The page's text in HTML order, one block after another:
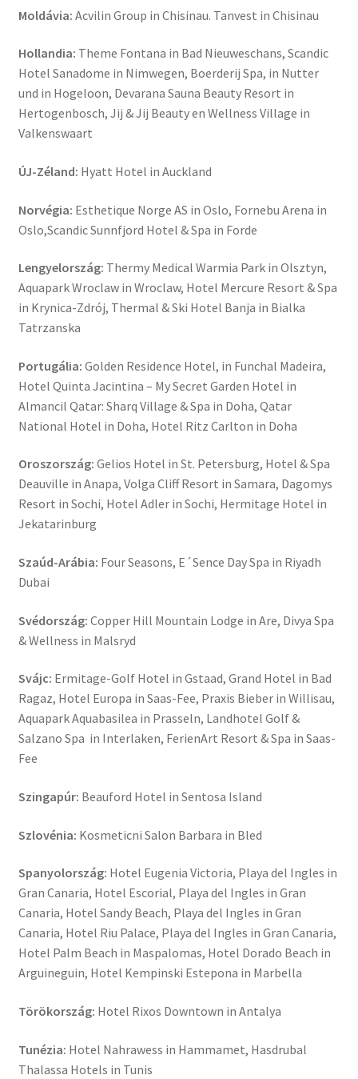
Moldávia: Acvilin Group in Chisinau. Tanvest in Chisinau
Hollandia: Theme Fontana in Bad Nieuweschans, Scandic
Hotel Sanadome in Nimwegen, Boerderij Spa, in Nutter
und in Hogeloon, Devarana Sauna Beauty Resort in
Hertogenbosch, Jij & Jij Beauty en Wellness Village in
Valkenswaart
ÚJ-Zéland: Hyatt Hotel in Auckland
Norvégia: Esthetique Norge AS in Oslo, Fornebu Arena in
Oslo,Scandic Sunnfjord Hotel & Spa in Forde
Lengyelország: Thermy Medical Warmia Park in Olsztyn,
Aquapark Wroclaw in Wroclaw, Hotel Mercure Resort & Spa
in Krynica-Zdrój, Thermal & Ski Hotel Banja in Bialka
Tatrzanska
Portugália: Golden Residence Hotel, in Funchal Madeira,
Hotel Quinta Jacintina – My Secret Garden Hotel in
Almancil Qatar: Sharq Village & Spa in Doha, Qatar
National Hotel in Doha, Hotel Ritz Carlton in Doha
Oroszország: Gelios Hotel in St. Petersburg, Hotel & Spa
Deauville in Anapa, Volga Cliff Resort in Samara, Dagomys
Resort in Sochi, Hotel Adler in Sochi, Hermitage Hotel in
Jekatarinburg
Szaúd-Arábia: Four Seasons, E´Sence Day Spa in Riyadh
Dubai
Svédország: Copper Hill Mountain Lodge in Are, Divya Spa
& Wellness in Malsryd
Svájc: Ermitage-Golf Hotel in Gstaad, Grand Hotel in Bad
Ragaz, Hotel Europa in Saas-Fee, Praxis Bieber in Willisau,
Aquapark Aquabasilea in Prasseln, Landhotel Golf &
Salzano Spa in Interlaken, FerienArt Resort & Spa in Saas-
Fee
Szingapúr: Beauford Hotel in Sentosa Island
Szlovénia: Kosmeticni Salon Barbara in Bled
Spanyolország: Hotel Eugenia Victoria, Playa del Ingles in
Gran Canaria, Hotel Escorial, Playa del Ingles in Gran
Canaria, Hotel Sandy Beach, Playa del Ingles in Gran
Canaria, Hotel Riu Palace, Playa del Ingles in Gran Canaria,
Hotel Palm Beach in Maspalomas, Hotel Dorado Beach in
Arguineguin, Hotel Kempinski Estepona in Marbella
Törökország: Hotel Rixos Downtown in Antalya
Tunézia: Hotel Nahrawess in Hammamet, Hasdrubal
Thalassa Hotels in Tunis